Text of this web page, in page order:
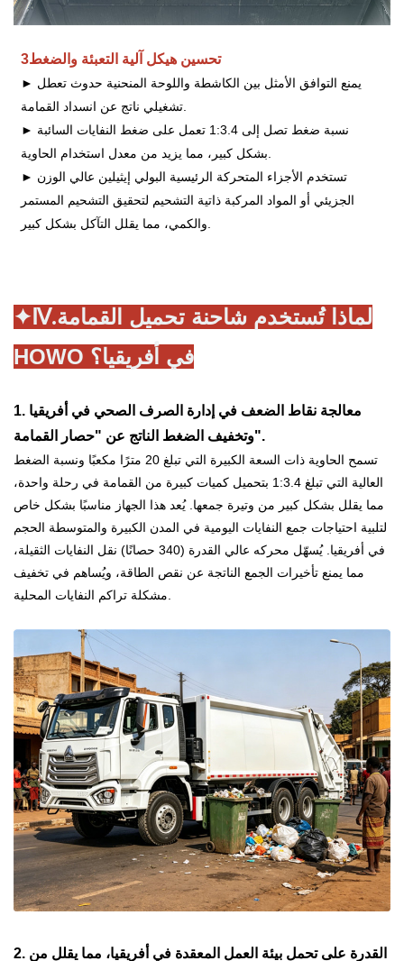
3تحسين هيكل آلية التعبئة والضغط
► يمنع التوافق الأمثل بين الكاشطة واللوحة المنحنية حدوث تعطل
► نسبة ضغط تصل إلى 1:3.4 تعمل على ضغط النفايات السائبة
► تستخدم الأجزاء المتحركة الرئيسية البولي إيثيلين عالي الوزن
الجزيئي أو المواد المركبة ذاتية التشحيم لتحقيق التشحيم المستمر
✦Ⅳ.لماذا تُستخدم شاحنة تحميل القمامة
HOWO في أفريقيا؟
1. معالجة نقاط الضعف في إدارة الصرف الصحي في أفريقيا
وتخفيف الضغط الناتج عن "حصار القمامة".
تسمح الحاوية ذات السعة الكبيرة التي تبلغ 20 مترًا مكعبًا ونسبة الضغط
العالية التي تبلغ 1:3.4 بتحميل كميات كبيرة من القمامة في رحلة واحدة،
مما يقلل بشكل كبير من وتيرة جمعها.يُعد هذا الجهاز مناسبًا بشكل خاص
لتلبية احتياجات جمع النفايات اليومية في المدن الكبيرة والمتوسطة الحجم
في أفريقيا. يُسهّل محركه عالي القدرة (340 حصانًا) نقل النفايات الثقيلة،
مما يمنع تأخيرات الجمع الناتجة عن نقص الطاقة، ويُساهم في تخفيف
مشكلة تراكم النفايات المحلية.
2. القدرة على تحمل بيئة العمل المعقدة في أفريقيا، مما يقلل من